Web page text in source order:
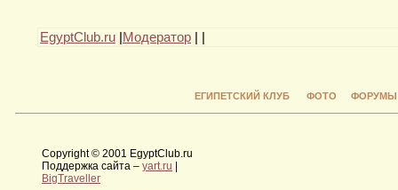
EgyptClub.ru Модератор
ЕГИПЕТСКИЙ КЛУБ ФОТО ФОРУМЫ
Copyright © 2001 EgyptClub.ru
Поддержка сайта – yart.ru |
BigTraveller